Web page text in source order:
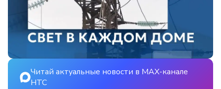
Читай актуальные новости в MAX-канале
НТС